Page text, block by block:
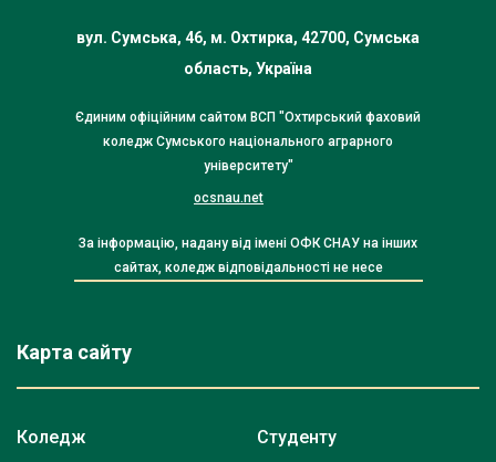
вул. Сумська, 46, м. Охтирка, 42700, Сумська
область, Україна
Єдиним офіційним сайтом ВСП "Охтирський фаховий
коледж Сумського національного аграрного
університету"
ocsnau.net
За інформацію, надану від імені ОФК СНАУ на інших
сайтах, коледж відповідальності не несе
Карта сайту
Коледж Студенту